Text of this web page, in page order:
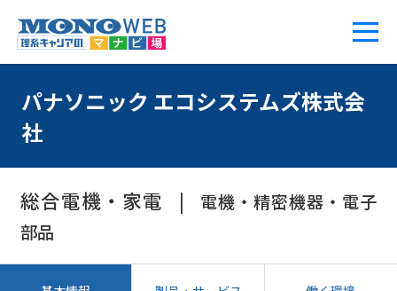
パナソニック エコシステムズ株式会
社
総合電機・家電
電機・精密機器・電子
部品